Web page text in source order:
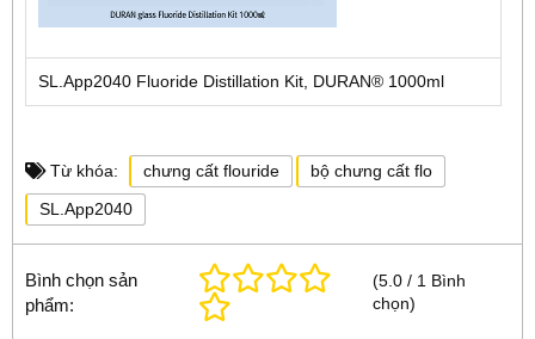
SL.App2040 Fluoride Distillation Kit, DURAN® 1000ml
Từ khóa: chưng cất flouride
bộ chưng cất flo
SL.App2040
Bình chọn sản
phẩm:
(5.0 / 1 Bình
chọn)